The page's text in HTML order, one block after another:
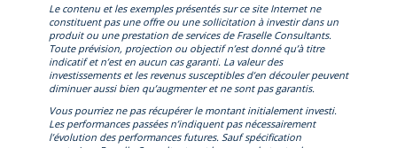
Le contenu et les exemples présentés sur ce site Internet ne
constituent pas une offre ou une sollicitation à investir dans un
produit ou une prestation de services de Fraselle Consultants.
Toute prévision, projection ou objectif n’est donné qu’à titre
indicatif et n’est en aucun cas garanti. La valeur des
investissements et les revenus susceptibles d’en découler peuvent
diminuer aussi bien qu’augmenter et ne sont pas garantis.
Vous pourriez ne pas récupérer le montant initialement investi.
Les performances passées n’indiquent pas nécessairement
l’évolution des performances futures. Sauf spécification